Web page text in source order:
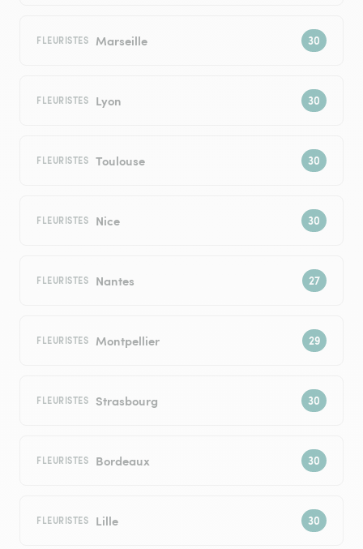
FLEURISTES Marseille
FLEURISTES Lyon
FLEURISTES Toulouse
FLEURISTES Nice
FLEURISTES Nantes
FLEURISTES Montpellier
FLEURISTES Strasbourg
FLEURISTES Bordeaux
FLEURISTES Lille